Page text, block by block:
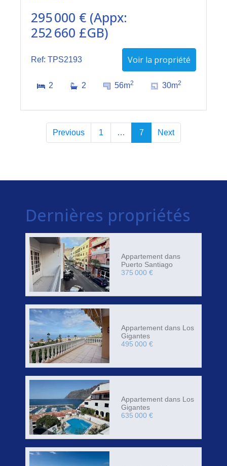
295 000 € (Appx:
252 660 £GB)
Ref: TPS2193 Voir la propriété
2 2 56m2 30m2
Previous 1 … 7 Next
Dernières propriétés
Appartement dans
Puerto Santiago
375 000 €
Appartement dans Los
Gigantes
495 000 €
Appartement dans Los
Gigantes
635 000 €